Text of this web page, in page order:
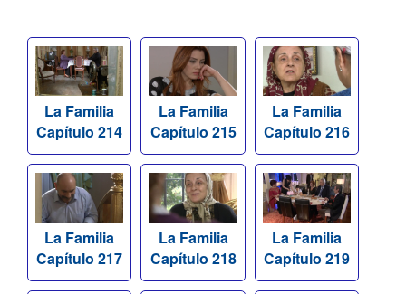
La Familia
Capítulo 214
La Familia
Capítulo 215
La Familia
Capítulo 216
La Familia
Capítulo 217
La Familia
Capítulo 218
La Familia
Capítulo 219